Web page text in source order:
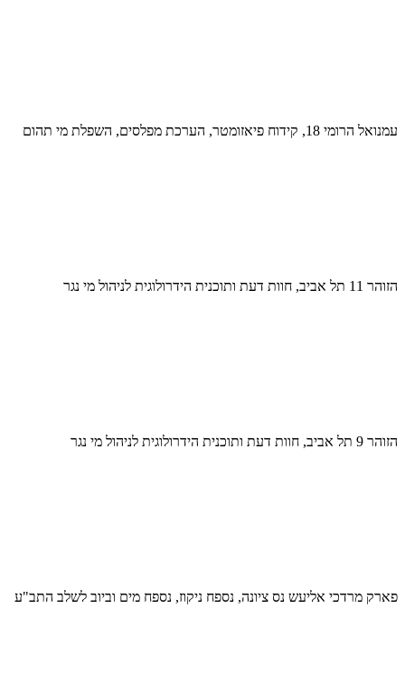
עמנואל הרומי 18, קידוח פיאזומטר, הערכת מפלסים, השפלת מי תהום
הזוהר 11 תל אביב, חוות דעת ותוכנית הידרולוגית לניהול מי נגר
הזוהר 9 תל אביב, חוות דעת ותוכנית הידרולוגית לניהול מי נגר
פארק מרדכי אליעש נס ציונה, נספח ניקוז, נספח מים וביוב לשלב התב"ע